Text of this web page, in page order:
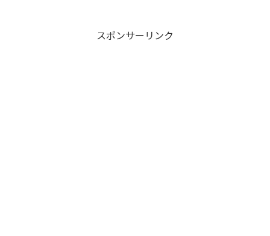
スポンサーリンク